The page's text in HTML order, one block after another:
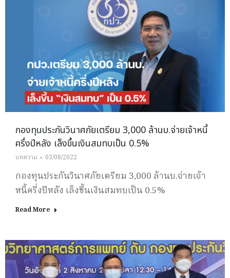
กองทุนประกันวินาศภัยเตรียม 3,000 ล้านบ.จ่ายเจ้าหนี้
ครึ่งปีหลัง เล็งขึ้นเงินสมทบเป็น 0.5%
บทความ 03/08/2022
กองทุนประกันวินาศภัยเตรียม 3,000 ล้านบ.จ่ายเจ้า
หนี้ครึ่งปีหลัง เล็งขึ้นเงินสมทบเป็น 0.5%
Read More